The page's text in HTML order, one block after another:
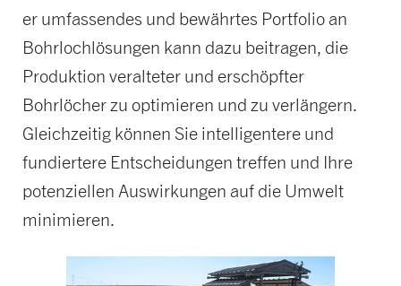
er umfassendes und bewährtes Portfolio an
Bohrlochlösungen kann dazu beitragen, die
Produktion veralteter und erschöpfter
Bohrlöcher zu optimieren und zu verlängern.
Gleichzeitig können Sie intelligentere und
fundiertere Entscheidungen treffen und Ihre
potenziellen Auswirkungen auf die Umwelt
minimieren.